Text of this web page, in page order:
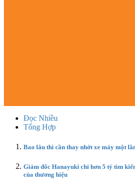
Đọc Nhiều
Tổng Hợp
Bao lâu thì cần thay nhớt xe máy một
Giám đốc Hanayuki chi hơn 5 tỷ tìm
của thương hiệu